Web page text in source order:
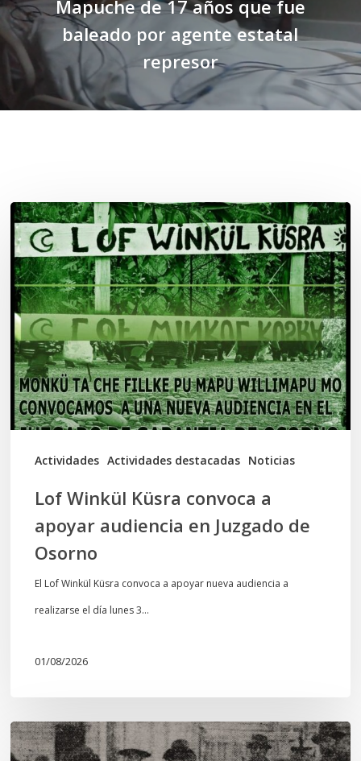
Mapuche de 17 años que fue
baleado por agente estatal
represor
Actividades Actividades destacadas Noticias
Lof
Winkül
Küsra
convoca
a
apoyar
audiencia
en
Juzgado
Lof Winkül Küsra convoca a
apoyar audiencia en Juzgado de
Osorno
El Lof Winkül Küsra convoca a apoyar nueva audiencia a
realizarse el día lunes 3…
01/08/2026
Chawrakawin: